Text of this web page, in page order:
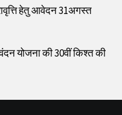
हेतु आवेदन 31अगस्त
योजना की 30वीं किश्त की